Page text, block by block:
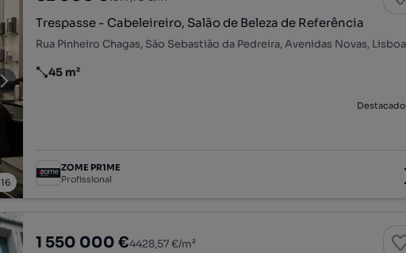
16
Trespasse - Cabeleireiro, Salão de Beleza de Referência
Preço por metro quadrado
45 m²
Destacado
ZOME PR1ME
Profissional
1 550 000 €4428,57 €/m²